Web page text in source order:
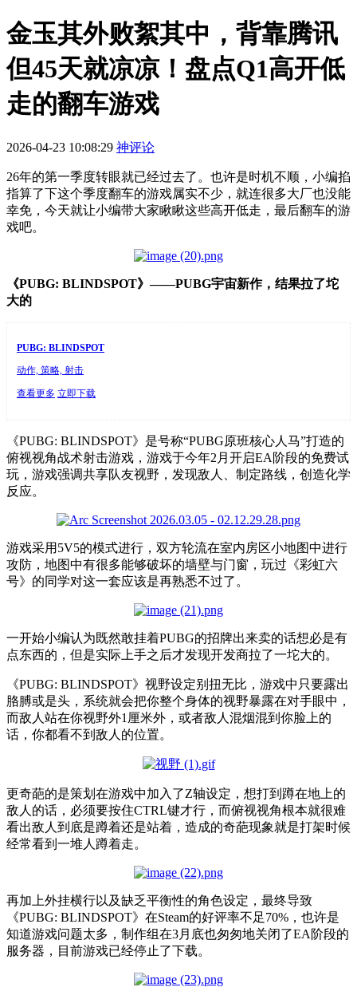
金玉其外败絮其中，背靠腾讯
但45天就凉凉！盘点Q1高开低
走的翻车游戏
2026-04-23 10:08:29 神评论
26年的第一季度转眼就已经过去了。也许是时机不顺，小编掐
指算了下这个季度翻车的游戏属实不少，就连很多大厂也没能
幸免，今天就让小编带大家瞅瞅这些高开低走，最后翻车的游
戏吧。
《PUBG: BLINDSPOT》——PUBG宇宙新作，结果拉了坨
大的
PUBG: BLINDSPOT
动作, 策略, 射击
查看更多 立即下载
《PUBG: BLINDSPOT》是号称“PUBG原班核心人马”打造的
俯视视角战术射击游戏，游戏于今年2月开启EA阶段的免费试
玩，游戏强调共享队友视野，发现敌人、制定路线，创造化学
反应。
游戏采用5V5的模式进行，双方轮流在室内房区小地图中进行
攻防，地图中有很多能够破坏的墙壁与门窗，玩过《彩虹六
号》的同学对这一套应该是再熟悉不过了。
一开始小编认为既然敢挂着PUBG的招牌出来卖的话想必是有
点东西的，但是实际上手之后才发现开发商拉了一坨大的。
《PUBG: BLINDSPOT》视野设定别扭无比，游戏中只要露出
胳膊或是头，系统就会把你整个身体的视野暴露在对手眼中，
而敌人站在你视野外1厘米外，或者敌人混烟混到你脸上的
话，你都看不到敌人的位置。
更奇葩的是策划在游戏中加入了Z轴设定，想打到蹲在地上的
敌人的话，必须要按住CTRL键才行，而俯视视角根本就很难
看出敌人到底是蹲着还是站着，造成的奇葩现象就是打架时候
经常看到一堆人蹲着走。
再加上外挂横行以及缺乏平衡性的角色设定，最终导致
《PUBG: BLINDSPOT》在Steam的好评率不足70%，也许是
知道游戏问题太多，制作组在3月底也匆匆地关闭了EA阶段的
服务器，目前游戏已经停止了下载。